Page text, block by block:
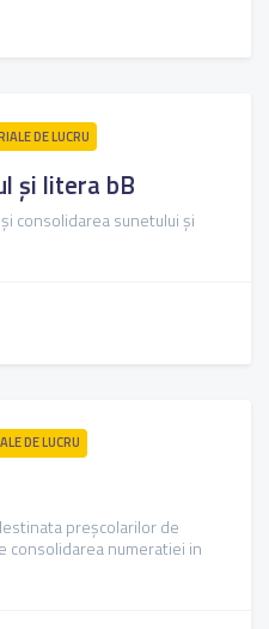
DE LUCRU
și litera bB
consolidarea sunetului și
DE LUCRU
preșcolarilor de
consolidarea numeratiei in